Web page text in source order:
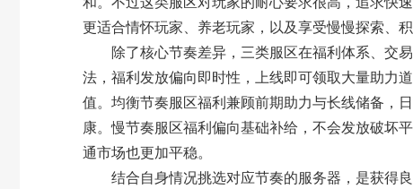
更适合情怀玩家、养老玩家，以及享受慢慢探索、
除了核心节奏差异，三类服区在福利体系、交
法，福利发放偏向即时性，上线即可领取大量助力
值。均衡节奏服区福利兼顾前期助力与长线储备，
康。慢节奏服区福利偏向基础补给，不会发放破坏
通市场也更加平稳。
结合自身情况挑选对应节奏的服务器，是获得良